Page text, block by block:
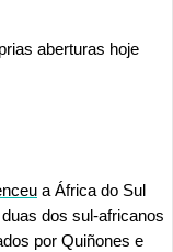
aberturas hoje
a África do Sul
dos sul-africanos
por Quiñones e